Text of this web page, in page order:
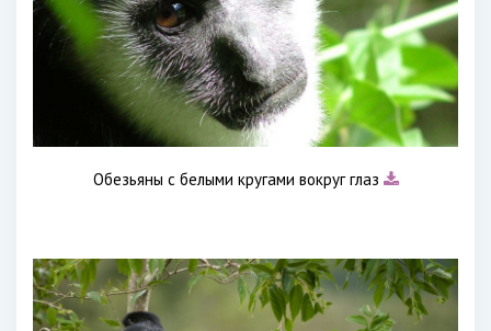
Обезьяны с белыми кругами вокруг глаз